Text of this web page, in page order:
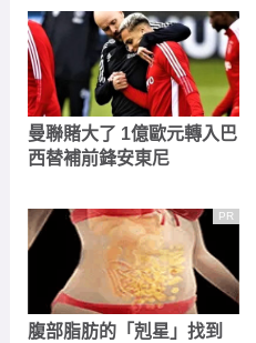
曼聯賭大了 1億歐元轉入巴
西替補前鋒安東尼
PR
腹部脂肪的「剋星」找到